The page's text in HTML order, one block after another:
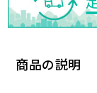
商品の説明